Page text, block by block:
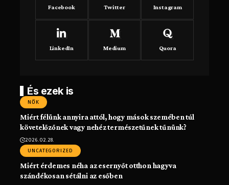
Facebook Twitter Instagram
LinkedIn Medium Quora
És ezek is
NŐK
Miért félünk annyira attól, hogy mások szemében túl
követelőzőnek vagy nehéz természetűnek tűnünk?
2026.02.28.
UNCATEGORIZED
Miért érdemes néha az esernyőt otthon hagyva
szándékosan sétálni az esőben